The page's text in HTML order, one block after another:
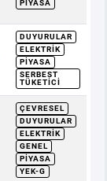
PIYASA
DUYURULAR
ELEKTRIK
PIYASA
SERBEST
TÜKETICI
ÇEVRESEL
DUYURULAR
ELEKTRIK
GENEL
PIYASA
YEK-G